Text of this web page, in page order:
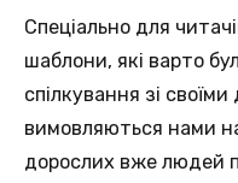
Спеціально для
шаблони, які варто
спілкування зі
вимовляються нами
дорослих вже людей